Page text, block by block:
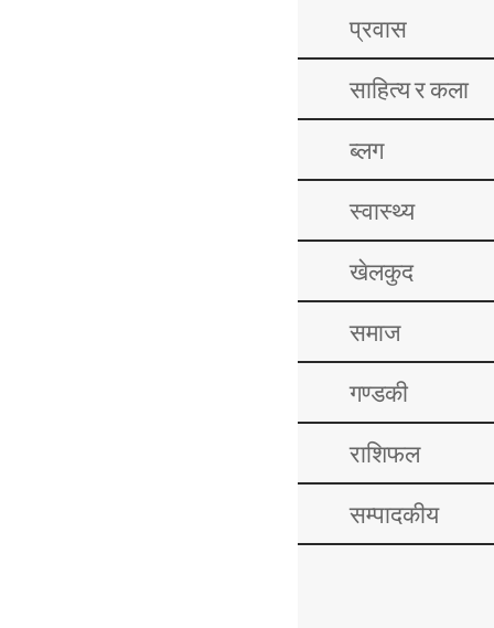
प्रवास
साहित्य र कला
ब्लग
स्वास्थ्य
खेलकुद
समाज
गण्डकी
राशिफल
सम्पादकीय